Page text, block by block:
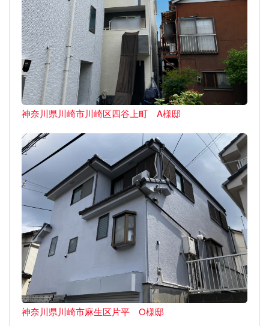
神奈川県川崎市川崎区四谷上町 A様邸
神奈川県川崎市麻生区片平 O様邸